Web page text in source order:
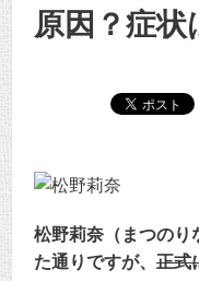
原因？症状
松野莉奈（まつのり
た通りですが、 正式